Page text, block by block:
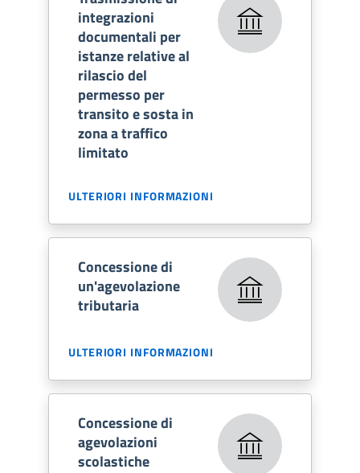
integrazioni
documentali per
istanze relative al
rilascio del
permesso per
transito e sosta in
zona a traffico
limitato
ULTERIORI INFORMAZIONI
Concessione di
un'agevolazione
tributaria
ULTERIORI INFORMAZIONI
Concessione di
agevolazioni
scolastiche